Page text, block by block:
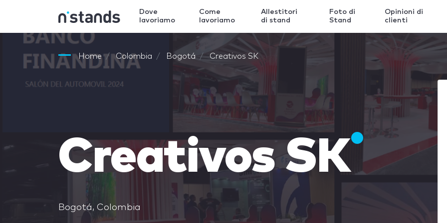
Dove
lavoriamo
Come
lavoriamo
Allestitori
di stand
Foto di
Stand
Opinioni di
clienti
Home Colombia Bogotá Creativos SK
Creativos SK
Bogotá, Colombia